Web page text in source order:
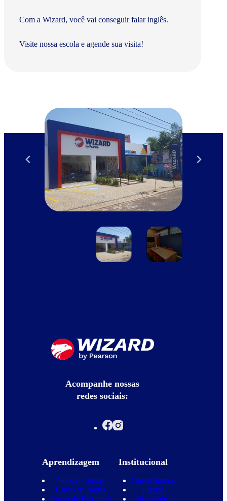
Com a Wizard, você vai conseguir falar inglês.
Visite nossa escola e agende sua visita!
Acompanhe nossas
redes sociais:
Aprendizagem
Nossos Cursos
Curso de Inglês
Curso de Espanhol
Institucional
Quem Somos
Equipe
Novidades